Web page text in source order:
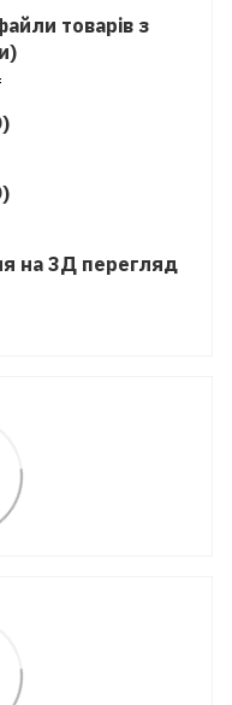
товарів з
на 3Д перегляд